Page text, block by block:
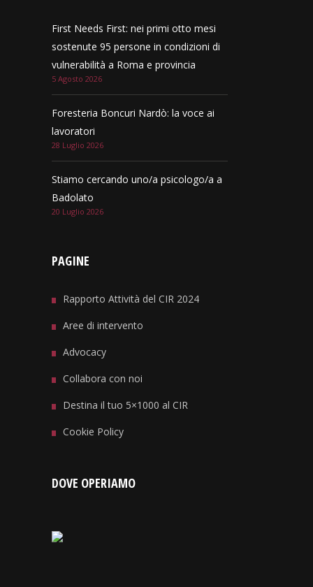
First Needs First: nei primi otto mesi
sostenute 95 persone in condizioni di
vulnerabilità a Roma e provincia
5 Agosto 2026
Foresteria Boncuri Nardò: la voce ai
lavoratori
28 Luglio 2026
Stiamo cercando uno/a psicologo/a a
Badolato
20 Luglio 2026
PAGINE
Rapporto Attività del CIR 2024
Aree di intervento
Advocacy
Collabora con noi
Destina il tuo 5×1000 al CIR
Cookie Policy
DOVE OPERIAMO